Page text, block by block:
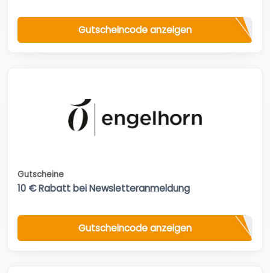
Gutscheincode anzeigen
Gutscheine
10 € Rabatt bei Newsletteranmeldung
Gutscheincode anzeigen